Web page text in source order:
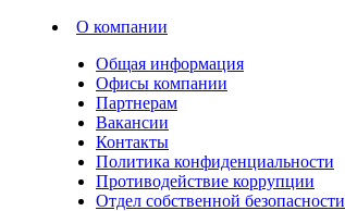
О компании
Общая информация
Офисы компании
Партнерам
Вакансии
Контакты
Политика конфиденциальности
Противодействие коррупции
Отдел собственной безопасности